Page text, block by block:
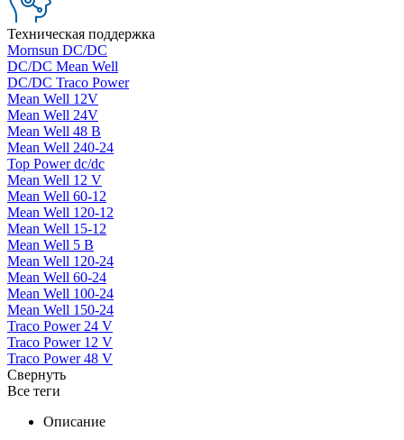
Техническая поддержка
Mornsun DC/DC
DC/DC Mean Well
DC/DC Traco Power
Mean Well 12V
Mean Well 24V
Mean Well 48 В
Mean Well 240-24
Top Power dc/dc
Mean Well 12 V
Mean Well 60-12
Mean Well 120-12
Mean Well 15-12
Mean Well 5 В
Mean Well 120-24
Mean Well 60-24
Mean Well 100-24
Mean Well 150-24
Traco Power 24 V
Traco Power 12 V
Traco Power 48 V
Свернуть
Все теги
Описание